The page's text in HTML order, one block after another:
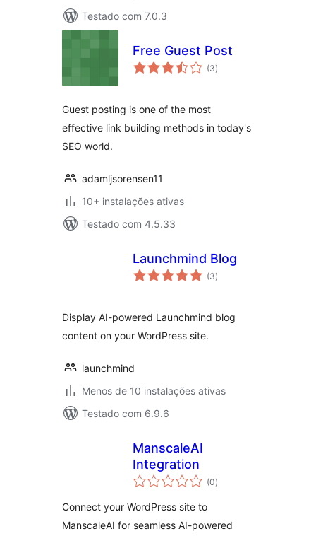
Testado com 7.0.3
Free Guest Post
(3avaliações
totais
)
Guest posting is one of the most
effective link building methods in today's
SEO world.
adamljsorensen11
10+ instalações ativas
Testado com 4.5.33
Launchmind Blog
(3avaliações
totais
)
Display AI-powered Launchmind blog
content on your WordPress site.
launchmind
Menos de 10 instalações ativas
Testado com 6.9.6
ManscaleAI
Integration
(0avaliações
totais
)
Connect your WordPress site to
ManscaleAI for seamless AI-powered